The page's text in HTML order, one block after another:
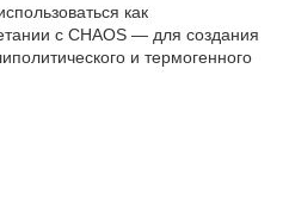
как
с CHAOS — для создания
и термогенного